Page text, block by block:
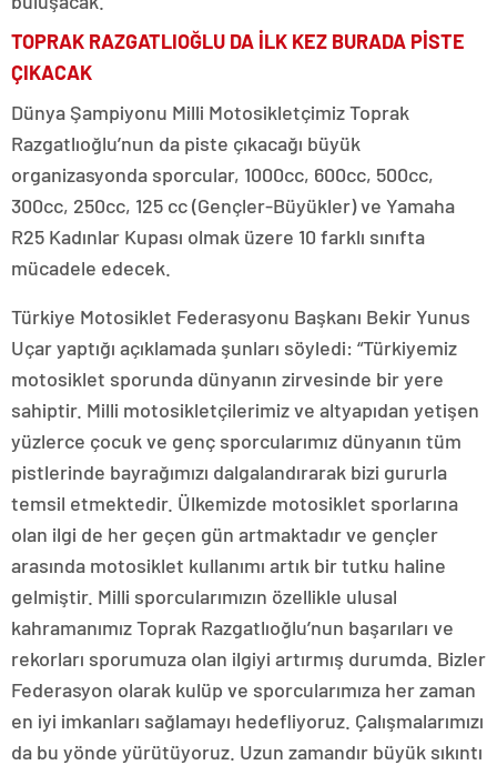
TOPRAK RAZGATLIOĞLU DA İLK KEZ BURADA PİSTE
ÇIKACAK
Dünya Şampiyonu Milli Motosikletçimiz Toprak
Razgatlıoğlu’nun da piste çıkacağı büyük
organizasyonda sporcular, 1000cc, 600cc, 500cc,
300cc, 250cc, 125 cc (Gençler-Büyükler) ve Yamaha
R25 Kadınlar Kupası olmak üzere 10 farklı sınıfta
mücadele edecek.
Türkiye Motosiklet Federasyonu Başkanı Bekir Yunus
Uçar yaptığı açıklamada şunları söyledi: “Türkiyemiz
motosiklet sporunda dünyanın zirvesinde bir yere
sahiptir. Milli motosikletçilerimiz ve altyapıdan yetişen
yüzlerce çocuk ve genç sporcularımız dünyanın tüm
pistlerinde bayrağımızı dalgalandırarak bizi gururla
temsil etmektedir. Ülkemizde motosiklet sporlarına
olan ilgi de her geçen gün artmaktadır ve gençler
arasında motosiklet kullanımı artık bir tutku haline
gelmiştir. Milli sporcularımızın özellikle ulusal
kahramanımız Toprak Razgatlıoğlu’nun başarıları ve
rekorları sporumuza olan ilgiyi artırmış durumda. Bizler
Federasyon olarak kulüp ve sporcularımıza her zaman
en iyi imkanları sağlamayı hedefliyoruz. Çalışmalarımızı
da bu yönde yürütüyoruz. Uzun zamandır büyük sıkıntı